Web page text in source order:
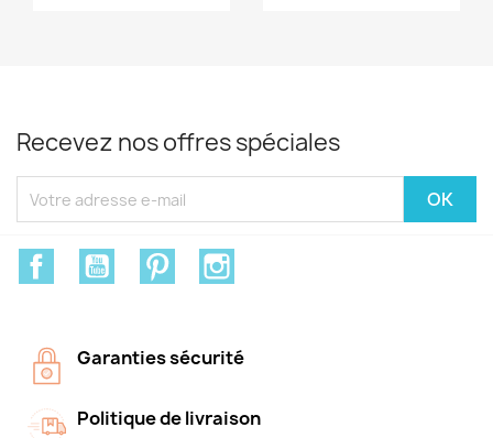
Recevez nos offres spéciales
FacebookYouTube Pinterest
Garanties sécurité
Politique de livraison